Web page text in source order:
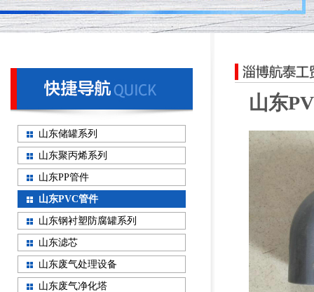
山东
山东储罐系列
山东聚丙烯系列
山东PP管件
山东PVC管件
山东钢衬塑防腐罐系列
山东滤芯
山东废气处理设备
山东废气净化塔